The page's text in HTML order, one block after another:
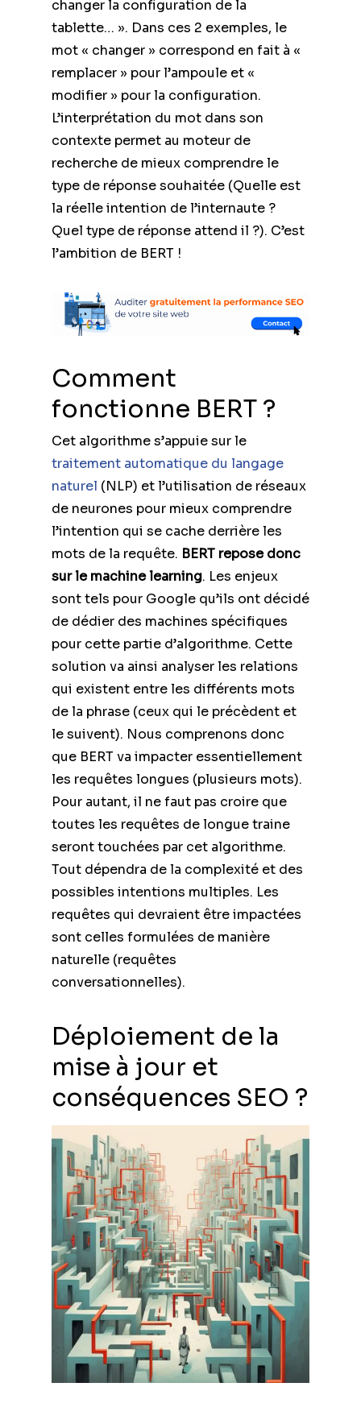
changer la configuration de la
tablette… ». Dans ces 2 exemples, le
mot « changer » correspond en fait à «
remplacer » pour l’ampoule et «
modifier » pour la configuration.
L’interprétation du mot dans son
contexte permet au moteur de
recherche de mieux comprendre le
type de réponse souhaitée (Quelle est
la réelle intention de l’internaute ?
Quel type de réponse attend il ?). C’est
l’ambition de BERT !
Comment
fonctionne BERT ?
Cet algorithme s’appuie sur le
traitement automatique du langage
naturel (NLP) et l’utilisation de réseaux
de neurones pour mieux comprendre
l’intention qui se cache derrière les
mots de la requête. BERT repose donc
sur le machine learning. Les enjeux
sont tels pour Google qu’ils ont décidé
de dédier des machines spécifiques
pour cette partie d’algorithme. Cette
solution va ainsi analyser les relations
qui existent entre les différents mots
de la phrase (ceux qui le précèdent et
le suivent). Nous comprenons donc
que BERT va impacter essentiellement
les requêtes longues (plusieurs mots).
Pour autant, il ne faut pas croire que
toutes les requêtes de longue traine
seront touchées par cet algorithme.
Tout dépendra de la complexité et des
possibles intentions multiples. Les
requêtes qui devraient être impactées
sont celles formulées de manière
naturelle (requêtes
conversationnelles).
Déploiement de la
mise à jour et
conséquences SEO ?